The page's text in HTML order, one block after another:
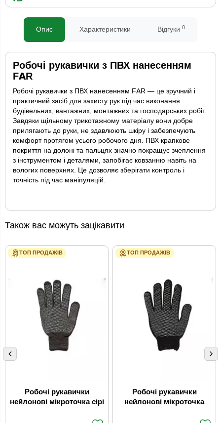
Опис Характеристики Відгуки 0
Робочі рукавички з ПВХ нанесенням
FAR
Робочі рукавички з ПВХ нанесенням FAR — це зручний і
практичний засіб для захисту рук під час виконання
будівельних, вантажних, монтажних та господарських робіт.
Завдяки щільному трикотажному матеріалу вони добре
прилягають до руки, не здавлюють шкіру і забезпечують
комфорт протягом усього робочого дня. ПВХ крапкове
покриття на долоні та пальцях значно покращує зчеплення
з інструментом і деталями, запобігає ковзанню навіть на
вологих поверхнях. Це дозволяє зберігати контроль і
точність під час маніпуляцій.
Також вас можуть зацікавити
ТОП ПРОДАЖІВ
Робочі рукавички
нейлонові мікроточка сірі
ТОП ПРОДАЖІВ
Робочі рукавички
нейлонові мікроточка